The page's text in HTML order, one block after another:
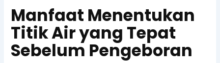
Manfaat Menentukan
Titik Air yang Tepat
Sebelum Pengeboran